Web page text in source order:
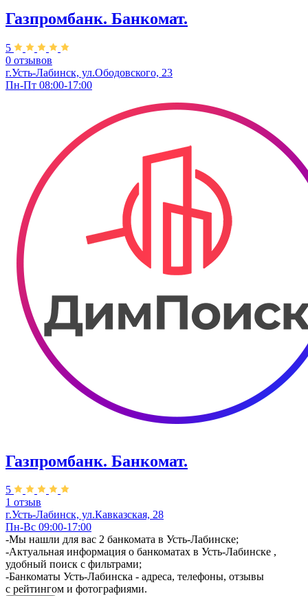
Газпромбанк. Банкомат.
5
0 отзывов
г.Усть-Лабинск, ул.​Ободовского, 23
Пн-Пт 08:00-17:00
Газпромбанк. Банкомат.
5
1 отзыв
г.Усть-Лабинск, ул.Кавказская, 28
Пн-Вс 09:00-17:00
-Мы нашли для вас 2 банкомата в Усть-Лабинске;
-Актуальная информация о банкоматах в Усть-Лабинске ,
удобный поиск с фильтрами;
-Банкоматы Усть-Лабинска - адреса, телефоны, отзывы
с рейтингом и фотографиями.